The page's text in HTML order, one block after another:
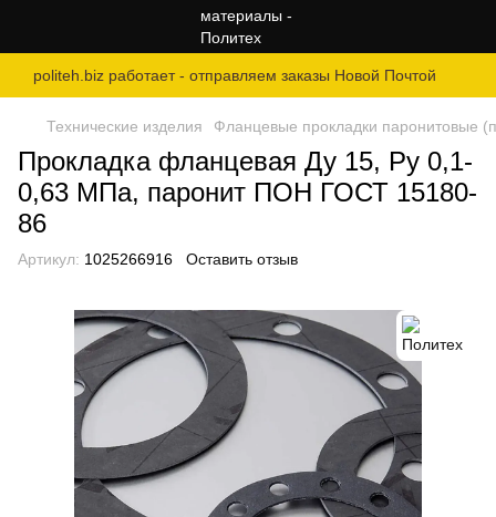
politeh.biz работает - отправляем заказы Новой Почтой
Технические изделия Фланцевые прокладки паронитовые
Прокладка фланцевая Ду 15, Ру 0,1-
0,63 МПа, паронит ПОН ГОСТ 15180-
86
Артикул: 1025266916 Оставить отзыв